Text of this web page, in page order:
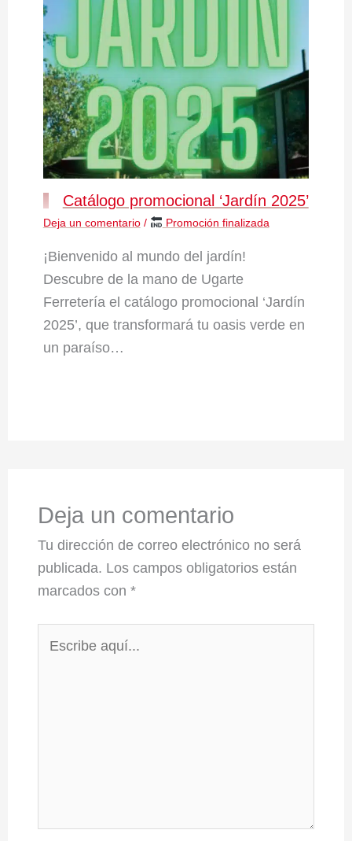
Catálogo promocional ‘Jardín 2025’
Deja un comentario / Promoción finalizada
¡Bienvenido al mundo del jardín!
Descubre de la mano de Ugarte
Ferretería el catálogo promocional ‘Jardín
2025’, que transformará tu oasis verde en
un paraíso…
Deja un comentario
Tu dirección de correo electrónico no será
publicada. Los campos obligatorios están
marcados con*